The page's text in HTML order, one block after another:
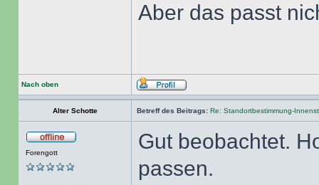
Aber das passt
Nach oben
Alter Schotte Betreff des Beitrags: Re: Standortbestimmung-
Forengott
Gut beobachtet.
passen.